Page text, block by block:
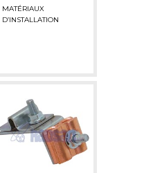
MATÉRIAUX
D’INSTALLATION